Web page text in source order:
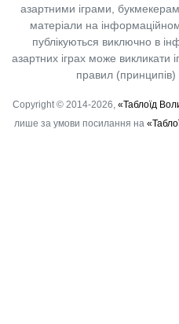
азартними іграми,
матеріали на
публікуються виключно в
азартних іграх може викликати
правил (принципів)
Copyright © 2014-2026, «Таблоїд
лише за умови посилання на